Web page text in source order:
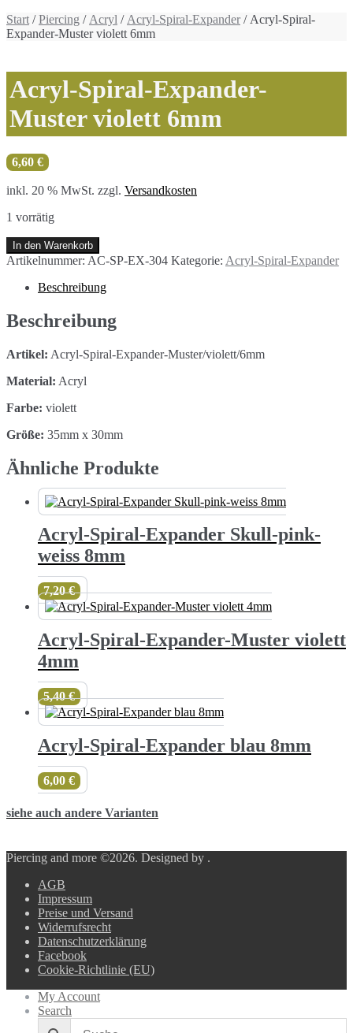
Start /Piercing / Acryl / Acryl-Spiral-Expander/ Acryl-Spiral-
Expander-Muster violett 6mm
Acryl-Spiral-Expander-
Muster violett 6mm
6,60 €
inkl. 20 % MwSt. zzgl. Versandkosten
1 vorrätig
Acryl-
Spiral-
Muster
6mm
Menge
In den Warenkorb
Artikelnummer: AC-SP-EX-304 Kategorie: Acryl-Spiral-Expander
Beschreibung
Beschreibung
Artikel: Acryl-Spiral-Expander-Muster/violett/6mm
Material: Acryl
Farbe: violett
Größe: 35mm x 30mm
Ähnliche Produkte
Acryl-Spiral-Expander Skull-pink-
weiss 8mm
7,20€
Acryl-Spiral-Expander-Muster violett
4mm
5,40€
Acryl-Spiral-Expander blau 8mm
6,00 €
siehe auch andere Varianten
Piercing and more ©2026. Designed by .
AGB
Impressum
Preise und Versand
Widerrufsrecht
Datenschutzerklärung
Facebook
Cookie-Richtlinie (EU)
My Account
Search